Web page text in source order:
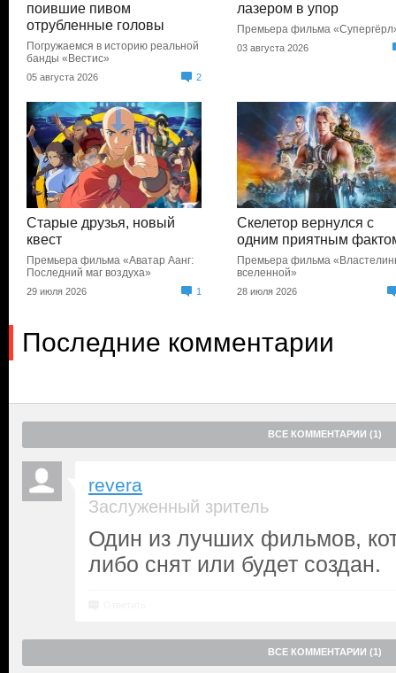
поившие пивом
отрубленные головы
Погружаемся в историю реальной
банды «Вестис»
05 августа 2026 2
лазером в упор
Премьера фильма
03 августа 2026
Старые друзья, новый
квест
Премьера фильма «Аватар Аанг:
Последний маг воздуха»
29 июля 2026 1
Скелетор вернулся с
одним приятным
Премьера фильма
вселенной»
28 июля 2026
Последние комментарии
ВСЕ КОММЕНТАРИИ (1)
revera
Заслуженный зритель
Один из лучших фильмов,
либо снят или будет создан.
ВСЕ КОММЕНТАРИИ (1)